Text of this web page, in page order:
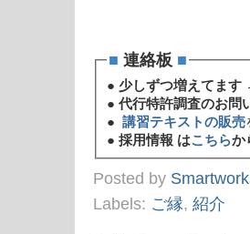
■連絡板 ■
● 少しずつ増えてま
●代行特許調査のお問
●講習テキストの販売
●採用情報 はこちらか
Posted by
Labels: ご縁, 紹介